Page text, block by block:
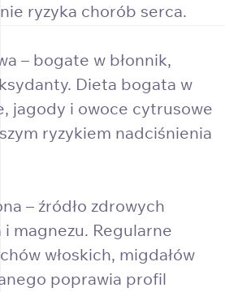
ryzyka chorób serca.
– bogate w błonnik,
Dieta bogata w
jagody i owoce cytrusowe
ryzykiem nadciśnienia
– źródło zdrowych
i magnezu. Regularne
włoskich, migdałów
poprawia profil